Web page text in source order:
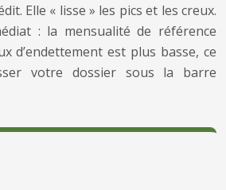
Elle « lisse » les pics et les creux.
: la mensualité de référence
d’endettement est plus basse, ce
votre dossier sous la barre